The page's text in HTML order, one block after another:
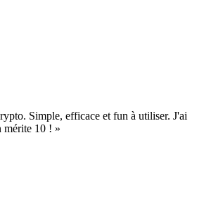
Simple, efficace et fun à utiliser. J'ai
mérite 10 ! »